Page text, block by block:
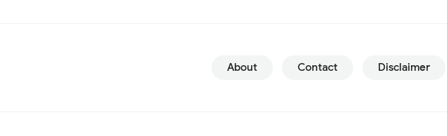
About Contact Disclaimer